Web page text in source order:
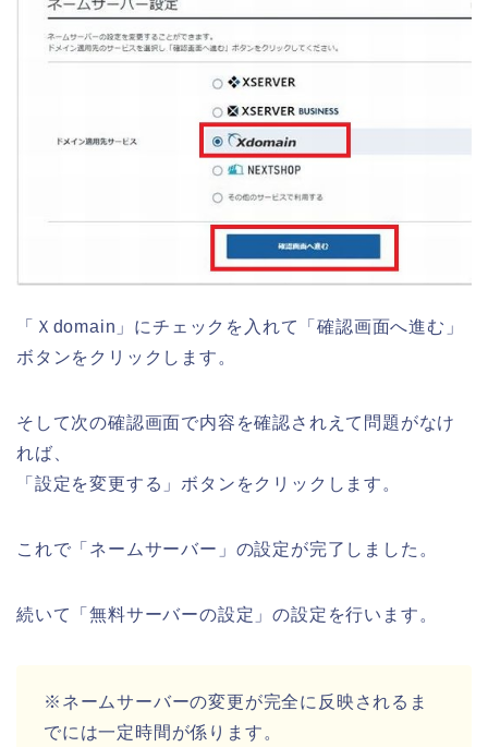
「Ｘdomain」にチェックを入れて「確認画面へ進む」
ボタンをクリックします。
そして次の確認画面で内容を確認されえて問題がなけ
れば、
「設定を変更する」ボタンをクリックします。
これで「ネームサーバー」の設定が完了しました。
続いて「無料サーバーの設定」の設定を行います。
※ネームサーバーの変更が完全に反映されるま
でには一定時間が係ります。